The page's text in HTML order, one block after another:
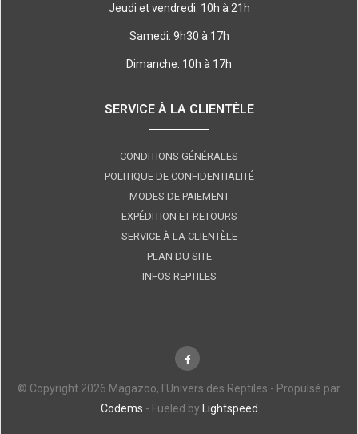
Jeudi et vendredi: 10h à 21h
Samedi: 9h30 à 17h
Dimanche: 10h à 17h
SERVICE À LA CLIENTÈLE
CONDITIONS GÉNÉRALES
POLITIQUE DE CONFIDENTIALITÉ
MODES DE PAIEMENT
EXPÉDITION ET RETOURS
SERVICE À LA CLIENTÈLE
PLAN DU SITE
INFOS REPTILES
© Copyright 2026 Magazoo, l'Univers des Reptiles - Propulsé par
Codems - Fueled by Lightspeed